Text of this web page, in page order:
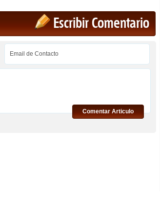
Escribir Comentario
Comentar Articulo